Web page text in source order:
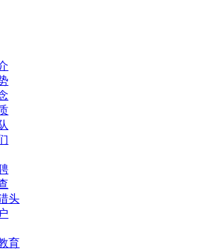
头
育